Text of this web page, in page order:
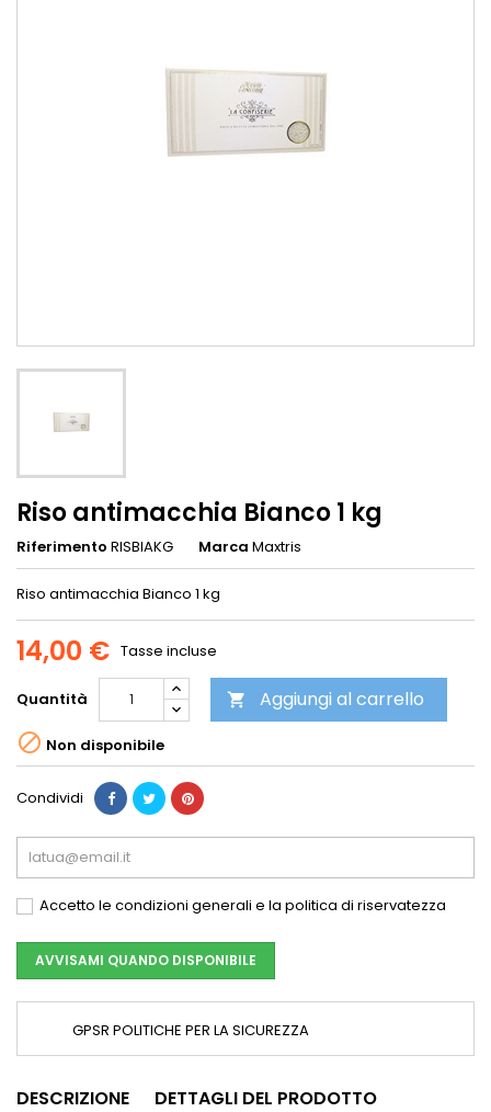
Riso antimacchia Bianco 1 kg
Riferimento RISBIAKG Marca Maxtris
Riso antimacchia Bianco 1 kg
14,00 € Tasse incluse
Quantità  Aggiungi al carrello
 Non disponibile
Condividi
Accetto le condizioni generali e la politica di riservatezza
AVVISAMI QUANDO DISPONIBILE
GPSR POLITICHE PER LA SICUREZZA
DESCRIZIONE DETTAGLI DEL PRODOTTO